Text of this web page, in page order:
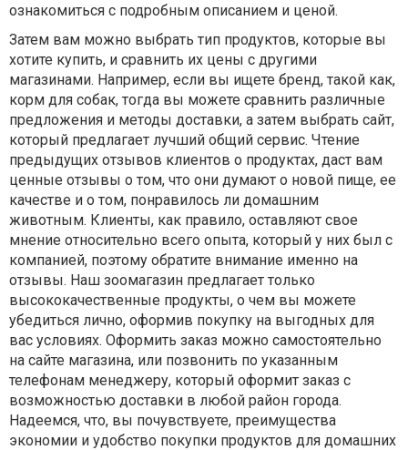
ознакомиться с подробным описанием и ценой.
Затем вам можно выбрать тип продуктов, которые вы
хотите купить, и сравнить их цены с другими
магазинами. Например, если вы ищете бренд, такой как,
корм для собак, тогда вы можете сравнить различные
предложения и методы доставки, а затем выбрать сайт,
который предлагает лучший общий сервис. Чтение
предыдущих отзывов клиентов о продуктах, даст вам
ценные отзывы о том, что они думают о новой пище, ее
качестве и о том, понравилось ли домашним
животным. Клиенты, как правило, оставляют свое
мнение относительно всего опыта, который у них был с
компанией, поэтому обратите внимание именно на
отзывы. Наш зоомагазин предлагает только
высококачественные продукты, о чем вы можете
убедиться лично, оформив покупку на выгодных для
вас условиях. Оформить заказ можно самостоятельно
на сайте магазина, или позвонить по указанным
телефонам менеджеру, который оформит заказ с
возможностью доставки в любой район города.
Надеемся, что, вы почувствуете, преимущества
экономии и удобство покупки продуктов для домашних